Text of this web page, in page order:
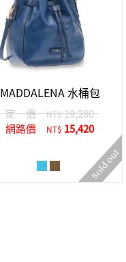
MADDALENA 水桶包
定 價 NT$19,280
網路價
NT$ 15,420